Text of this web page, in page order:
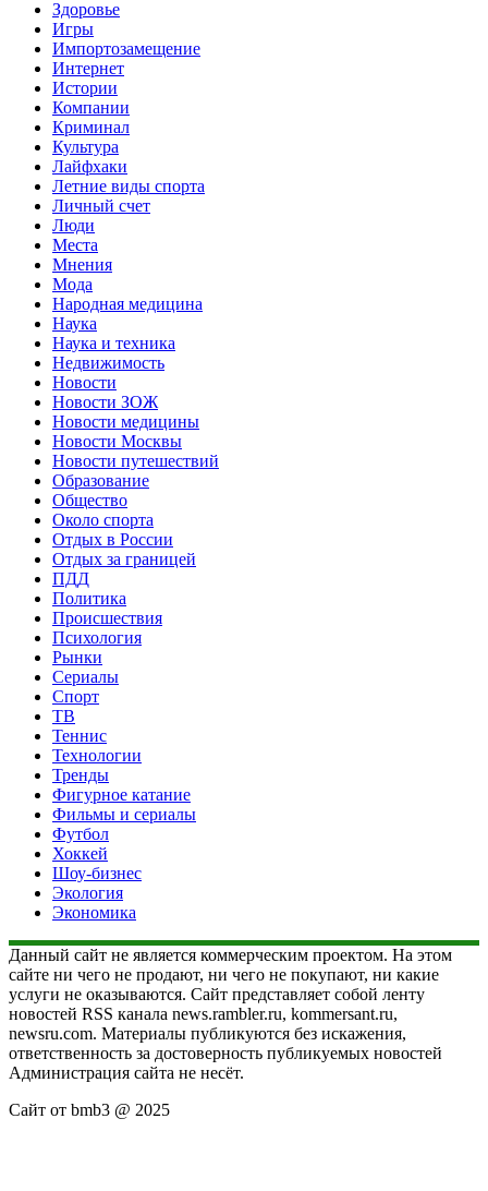
Здоровье
Игры
Импортозамещение
Интернет
Истории
Компании
Криминал
Культура
Лайфхаки
Летние виды спорта
Личный счет
Люди
Места
Мнения
Мода
Народная медицина
Наука
Наука и техника
Недвижимость
Новости
Новости ЗОЖ
Новости медицины
Новости Москвы
Новости путешествий
Образование
Общество
Около спорта
Отдых в России
Отдых за границей
ПДД
Политика
Происшествия
Психология
Рынки
Сериалы
Спорт
ТВ
Теннис
Технологии
Тренды
Фигурное катание
Фильмы и сериалы
Футбол
Хоккей
Шоу-бизнес
Экология
Экономика
Данный сайт не является коммерческим проектом. На этом
сайте ни чего не продают, ни чего не покупают, ни какие
услуги не оказываются. Сайт представляет собой ленту
новостей RSS канала news.rambler.ru, kommersant.ru,
newsru.com. Материалы публикуются без искажения,
ответственность за достоверность публикуемых новостей
Администрация сайта не несёт.
Сайт от bmb3 @ 2025